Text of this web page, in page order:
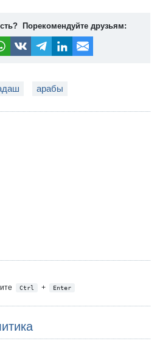
Порекомендуйте друзьям:
арабы
Ctrl + Enter